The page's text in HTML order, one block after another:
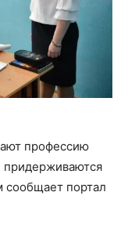
профессию
придерживаются
сообщает портал